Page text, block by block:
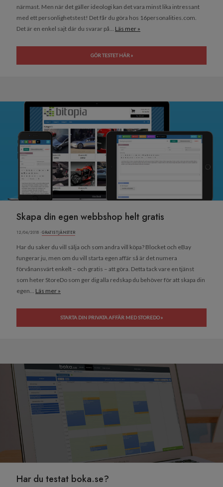
närmast. Men när det gäller ideologi kan det vara minst lika intressant
med ett personlighetstest! Det får du göra hos 16personalities.com.
Det är en enkel sajt där du svarar på... Läs mer »
GÖR TESTET HÄR »
Skapa din egen webbshop helt gratis
12/04/2018 ·GRATIS TJÄNSTER
Har du saker du vill sälja och som andra vill köpa? Blocket och eBay
fungerar ju, men om du vill starta egen affär så är det numera
förvånansvärt enkelt – och gratis – att göra. Detta tack vare en tjänst
som heter StoreDo som ger dig alla redskap du behöver för att skapa din
egen... Läs mer »
STARTA DIN PRIVATA AFFÄR MED STOREDO »
Har du testat boka.se?